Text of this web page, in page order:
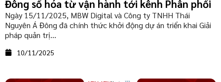
Đông số hóa từ vận hành tới kênh Phân phối
Ngày 15/11/2025, MBW Digital và Công ty TNHH Thái
Nguyên Á Đông đã chính thức khởi động dự án triển khai Giải
pháp quản trị...
10/11/2025